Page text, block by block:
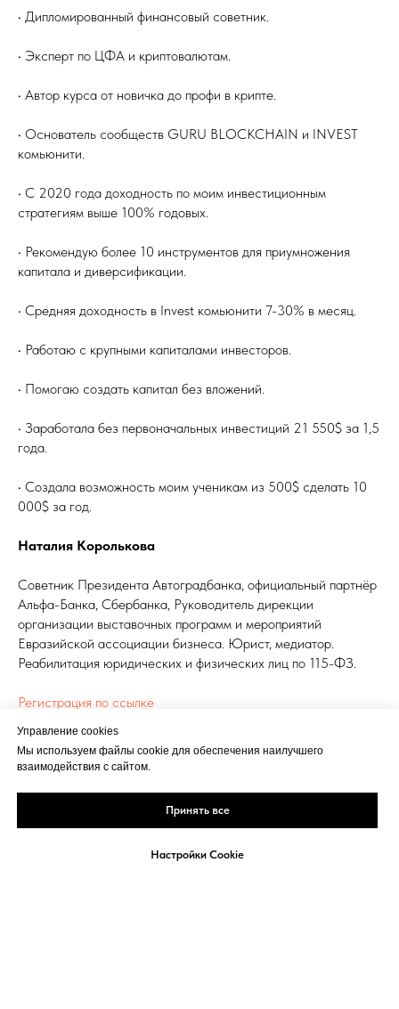
• Дипломированный финансовый советник.
• Эксперт по ЦФА и криптовалютам.
• Автор курса от новичка до профи в крипте.
• Основатель сообществ GURU BLOCKCHAIN и INVEST
комьюнити.
• С 2020 года доходность по моим инвестиционным
стратегиям выше 100% годовых.
• Рекомендую более 10 инструментов для приумножения
капитала и диверсификации.
• Средняя доходность в Invest комьюнити 7-30% в месяц.
• Работаю с крупными капиталами инвесторов.
• Помогаю создать капитал без вложений.
• Заработала без первоначальных инвестиций 21 550$ за 1,5
года.
• Создала возможность моим ученикам из 500$ сделать 10
000$ за год.
Наталия Королькова
Советник Президента Автоградбанка, официальный партнёр
Альфа-Банка, Сбербанка, Руководитель дирекции
организации выставочных программ и мероприятий
Евразийской ассоциации бизнеса. Юрист, медиатор.
Реабилитация юридических и физических лиц по 115-ФЗ.
Регистрация по ссылке
ИНВЕСТИЦИИ
Управление cookies
Мы используем файлы cookie для обеспечения наилучшего
взаимодействия с сайтом.
Принять все
Настройки Cookie